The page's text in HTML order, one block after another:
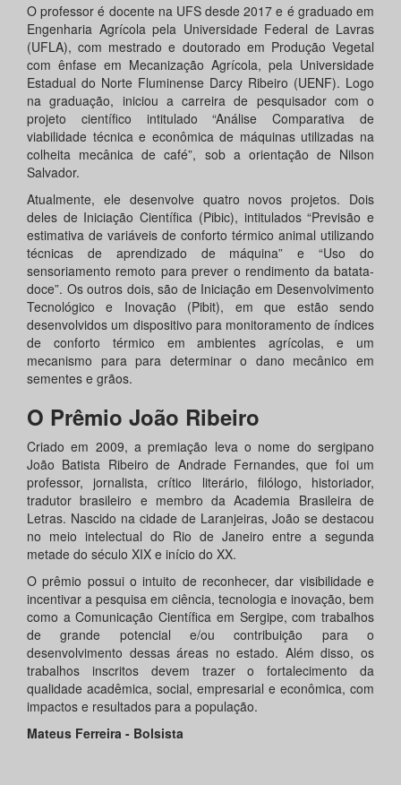
O professor é docente na UFS desde 2017 e é graduado em
Engenharia Agrícola pela Universidade Federal de Lavras
(UFLA), com mestrado e doutorado em Produção Vegetal
com ênfase em Mecanização Agrícola, pela Universidade
Estadual do Norte Fluminense Darcy Ribeiro (UENF). Logo
na graduação, iniciou a carreira de pesquisador com o
projeto científico intitulado “Análise Comparativa de
viabilidade técnica e econômica de máquinas utilizadas na
colheita mecânica de café”, sob a orientação de Nilson
Salvador.
Atualmente, ele desenvolve quatro novos projetos. Dois
deles de Iniciação Científica (Pibic), intitulados “Previsão e
estimativa de variáveis de conforto térmico animal utilizando
técnicas de aprendizado de máquina” e “Uso do
sensoriamento remoto para prever o rendimento da batata-
doce”. Os outros dois, são de Iniciação em Desenvolvimento
Tecnológico e Inovação (Pibit), em que estão sendo
desenvolvidos um dispositivo para monitoramento de índices
de conforto térmico em ambientes agrícolas, e um
mecanismo para para determinar o dano mecânico em
sementes e grãos.
O Prêmio João Ribeiro
Criado em 2009, a premiação leva o nome do sergipano
João Batista Ribeiro de Andrade Fernandes, que foi um
professor, jornalista, crítico literário, filólogo, historiador,
tradutor brasileiro e membro da Academia Brasileira de
Letras. Nascido na cidade de Laranjeiras, João se destacou
no meio intelectual do Rio de Janeiro entre a segunda
metade do século XIX e início do XX.
O prêmio possui o intuito de reconhecer, dar visibilidade e
incentivar a pesquisa em ciência, tecnologia e inovação, bem
como a Comunicação Científica em Sergipe, com trabalhos
de grande potencial e/ou contribuição para o
desenvolvimento dessas áreas no estado. Além disso, os
trabalhos inscritos devem trazer o fortalecimento da
qualidade acadêmica, social, empresarial e econômica, com
impactos e resultados para a população.
Mateus Ferreira - Bolsista